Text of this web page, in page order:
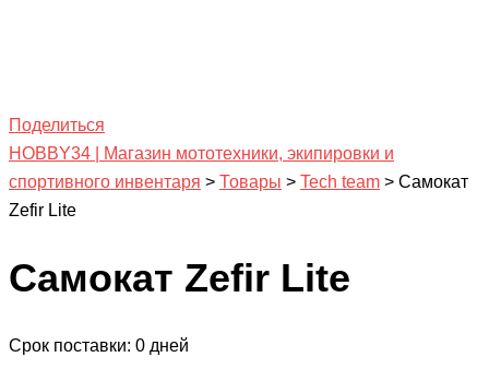
Поделиться
HOBBY34 | Магазин мототехники, экипировки и
спортивного инвентаря > Товары > Tech team > Самокат
Zefir Lite
Самокат Zefir Lite
Срок поставки: 0 дней